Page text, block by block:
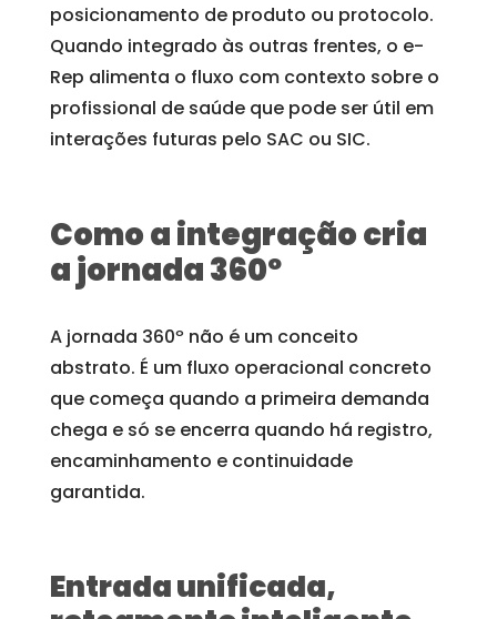
posicionamento de produto ou protocolo.
Quando integrado às outras frentes, o e-
Rep alimenta o fluxo com contexto sobre o
profissional de saúde que pode ser útil em
interações futuras pelo SAC ou SIC.
Como a integração cria
a jornada 360º
A jornada 360º não é um conceito
abstrato. É um fluxo operacional concreto
que começa quando a primeira demanda
chega e só se encerra quando há registro,
encaminhamento e continuidade
garantida.
Entrada unificada,